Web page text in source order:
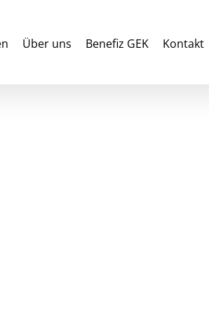
Über uns Benefiz GEK Kontakt